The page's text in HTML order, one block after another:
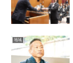
地域